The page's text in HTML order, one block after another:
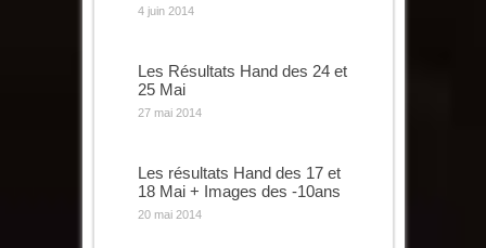
4 juin 2014
Les Résultats Hand des 24 et
25 Mai
27 mai 2014
Les résultats Hand des 17 et
18 Mai + Images des -10ans
20 mai 2014